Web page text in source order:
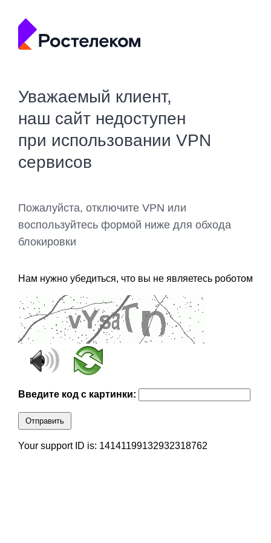
Уважаемый клиент,
наш сайт недоступен
при использовании VPN
сервисов
Пожалуйста, отключите VPN или
воспользуйтесь формой ниже для обхода
блокировки
Нам нужно убедиться, что вы не являетесь роботом
Введите код с картинки:
Отправить
Your support ID is: 14141199132932318762